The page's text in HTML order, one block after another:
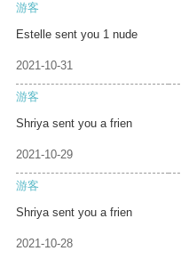
游客
Estelle sent you 1 nude
2021-10-31
游客
Shriya sent you a frien
2021-10-29
游客
Shriya sent you a frien
2021-10-28